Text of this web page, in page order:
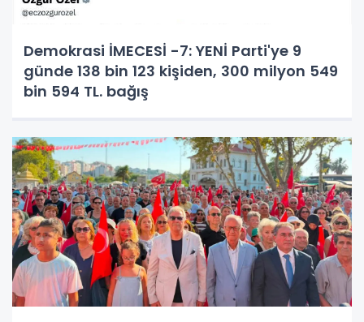
Demokrasi İMECESİ -7: YENİ Parti'ye 9
günde 138 bin 123 kişiden, 300 milyon 549
bin 594 TL. bağış